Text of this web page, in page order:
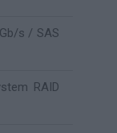
s / SAS
RAID